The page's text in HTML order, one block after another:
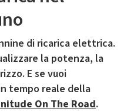
di ricarica elettrica.
la potenza, la
E se vuoi
tempo reale della
On The Road.